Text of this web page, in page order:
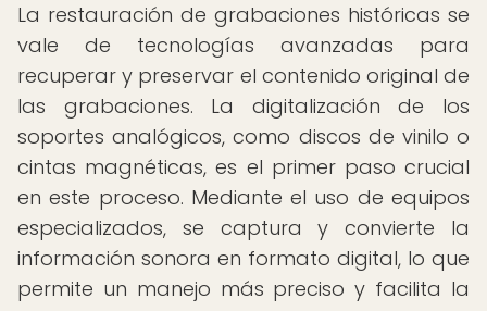
La restauración de grabaciones históricas se
vale de tecnologías avanzadas para
recuperar y preservar el contenido original de
las grabaciones. La digitalización de los
soportes analógicos, como discos de vinilo o
cintas magnéticas, es el primer paso crucial
en este proceso. Mediante el uso de equipos
especializados, se captura y convierte la
información sonora en formato digital, lo que
permite un manejo más preciso y facilita la